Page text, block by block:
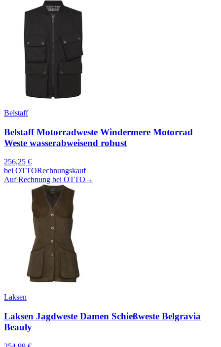
Belstaff
Belstaff Motorradweste Windermere Motorrad
Weste wasserabweisend robust
256,25 €
bei OTTORechnungskauf
Auf Rechnung bei OTTO →
Laksen
Laksen Jagdweste Damen Schießweste Belgravia
Beauly